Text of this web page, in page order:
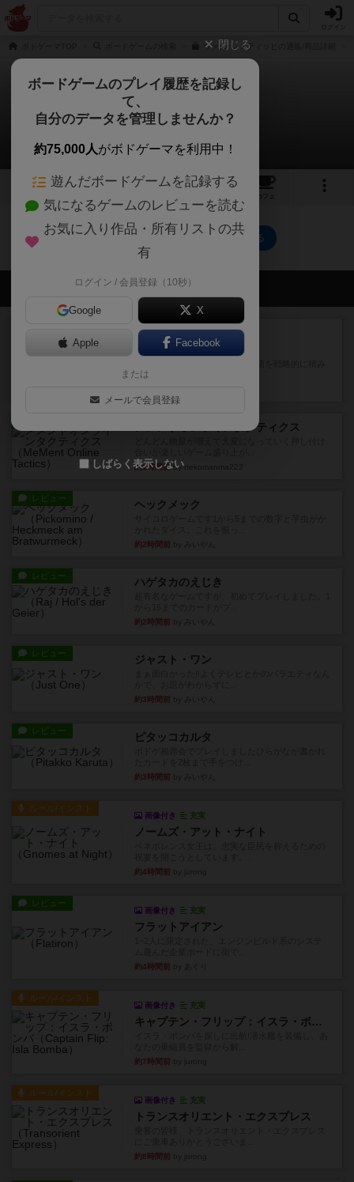
ヴァス･シュティッヒの通販/商品詳細
ヴァス・シュティッヒ
0件のリプレイ日記
5 5
カフェ
ヴァス・シュティッヒのトップに戻る
会員の新しい投稿
マーケットフレッシュ
重ねて在庫を最大化し、競合...
メメントオンラインタクティクス
約1時間前by nekomanma222
レビュー ヘックメック
約2時間前
レビュー ハゲタカのえじき
約2時間前
レビュー ジャスト・ワン
約3時間前
レビュー ピタッコカルタ
約3時間前
ルール/インスト
画像付き 充実
ノームズ・アット・ナイト
約4時間前
レビュー
画像付き 充実
フラットアイアン
約4時間前
ルール/インスト
画像付き 充実
キャプテン・フリップ：イスラ・ボンバ
約7時間前
ルール/インスト
画像付き 充実
トランスオリエント・エクスプレス
約8時間前
閉じる
ボードゲームのプレイ履歴を記録し
て、
自分のデータを管理しませんか？
約75,000人がボドゲーマを利用中！
遊んだボードゲームを記録する
気になるゲームのレビューを読む
お気に入り作品・所有リストの共
有
ログイン / 会員登録（10秒）
Google X
Apple Facebook
または
メールで会員登録
しばらく表示しない